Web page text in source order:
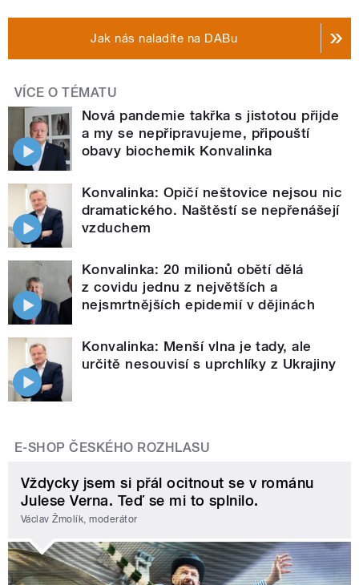
Jak nás naladíte na DABu
VÍCE O TÉMATU
Nová pandemie takřka s jistotou přijde
a my se nepřipravujeme, připouští
obavy biochemik Konvalinka
Konvalinka: Opičí neštovice nejsou nic
dramatického. Naštěstí se nepřenášejí
vzduchem
Konvalinka: 20 milionů obětí dělá
z covidu jednu z největších a
nejsmrtnějších epidemií v dějinách
Konvalinka: Menší vlna je tady, ale
určitě nesouvisí s uprchlíky z Ukrajiny
E-SHOP ČESKÉHO ROZHLASU
Vždycky jsem si přál ocitnout se v románu
Julese Verna. Teď se mi to splnilo.
Václav Žmolík, moderátor